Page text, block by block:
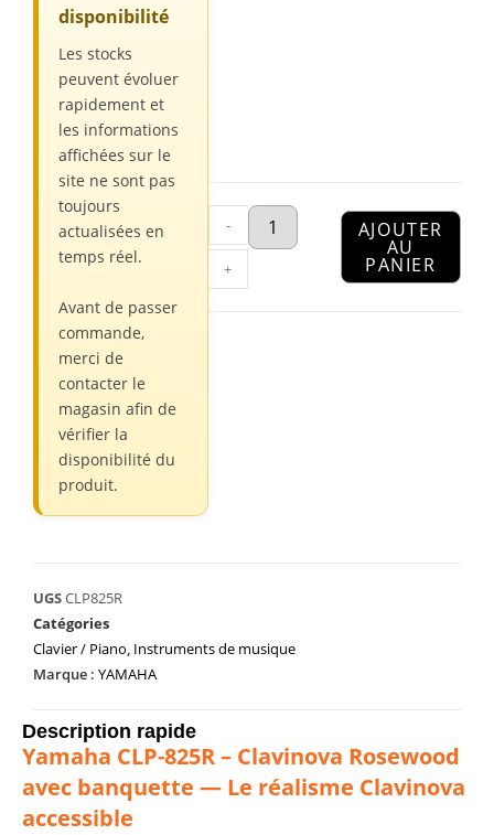
disponibilité
Les stocks
peuvent évoluer
rapidement et
les informations
affichées sur le
site ne sont pas
toujours
actualisées en
temps réel.
Avant de passer
commande,
merci de
contacter le
magasin afin de
vérifier la
disponibilité du
produit.
-
+
AJOUTER
AU
PANIER
UGSCLP825R
Catégories
Clavier / Piano, Instruments de musique
Marque : YAMAHA
Description rapide
Yamaha CLP-825R – Clavinova Rosewood
avec banquette — Le réalisme Clavinova
accessible